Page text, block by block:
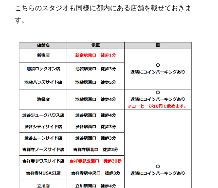
こちらのスタジオも同様に都内にある店舗を載せておきま
す。